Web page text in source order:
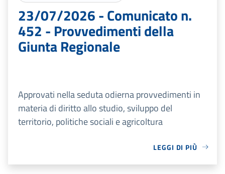
23/07/2026 - Comunicato n.
452 - Provvedimenti della
Giunta Regionale
Approvati nella seduta odierna provvedimenti in
materia di diritto allo studio, sviluppo del
territorio, politiche sociali e agricoltura
LEGGI DI PIÙ